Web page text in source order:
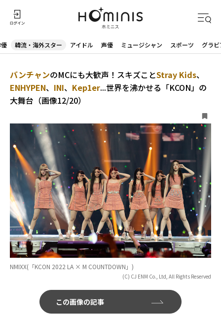
韓流・海外スター アイドル 声優 ミュージシャン スポーツ グラビ
バンチャンのMCにも大歓声！スキズことStray Kids、
ENHYPEN、 INI、 Kep1er...世界を沸かせる「KCON」の
大舞台（画像12/20）
NMIXX(「KCON 2022 LA × M COUNTDOWN」)
(C) CJ ENM Co., Ltd, All Rights Reserved
この画像の記事